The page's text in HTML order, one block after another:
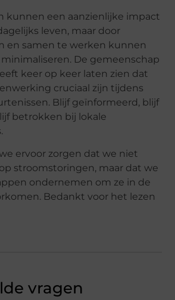
kunnen een aanzienlijke impact
leven, maar door
en samen te werken kunnen
De gemeenschap
keer op keer laten zien dat
cruciaal zijn tijdens
Blijf geïnformeerd, blijf
betrokken bij lokale
ervoor zorgen dat we niet
stroomstoringen, maar dat we
ondernemen om ze in de
Bedankt voor het lezen
vragen